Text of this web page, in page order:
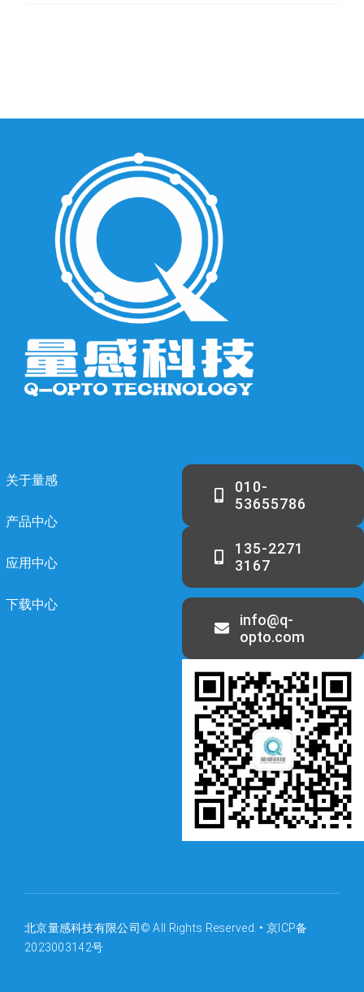
关于量感
产品中心
应用中心
下载中心
010-
53655786
135-2271
3167
info@q-
opto.com
北京量感科技有限公司© All Rights Reserved. • 京ICP备
2023003142号